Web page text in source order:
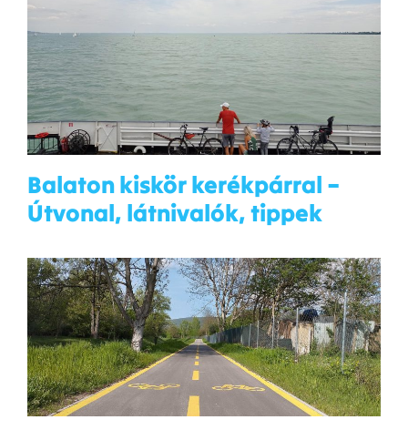
Balaton kiskör kerékpárral –
Útvonal, látnivalók, tippek